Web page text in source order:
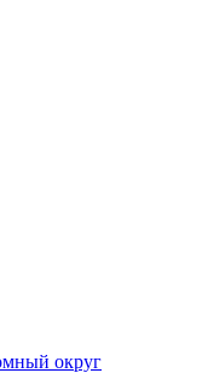
округ